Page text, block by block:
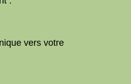
vers votre